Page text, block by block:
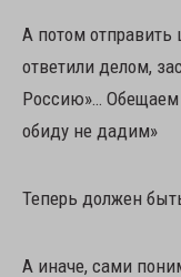
А потом отправить
ответили делом,
Россию»…
обиду не дадим»
Теперь должен
А иначе, сами